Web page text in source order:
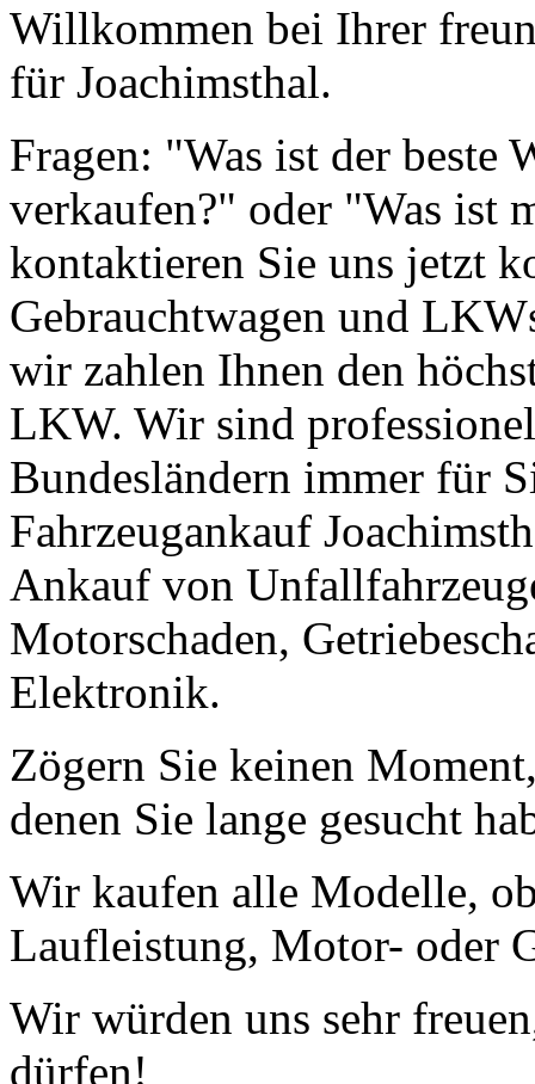
Willkommen bei Ihrer
für Joachimsthal.
Fragen: "Was ist der beste
verkaufen?" oder "Was ist
kontaktieren Sie uns jetzt
Gebrauchtwagen und
wir zahlen Ihnen den
LKW. Wir sind
Bundesländern immer für
Fahrzeugankauf
Ankauf von
Motorschaden,
Elektronik.
Zögern Sie keinen
denen Sie lange gesucht
Wir kaufen alle Modelle,
Laufleistung, Motor- oder
Wir würden uns sehr
dürfen!